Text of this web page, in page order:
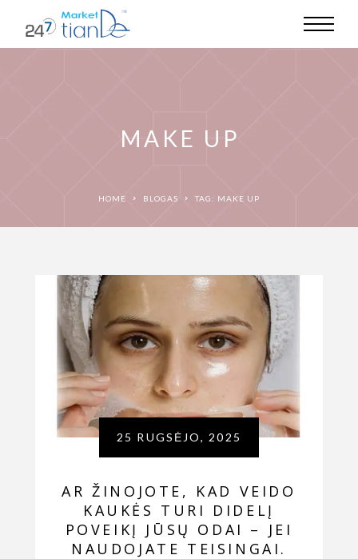
MAKE UP
HOME BLOGAS TAG: MAKE UP
25 RUGSĖJO, 2025
AR ŽINOJOTE, KAD VEIDO
KAUKĖS TURI DIDELĮ
POVEIKĮ JŪSŲ ODAI – JEI
NAUDOJATE TEISINGAI.